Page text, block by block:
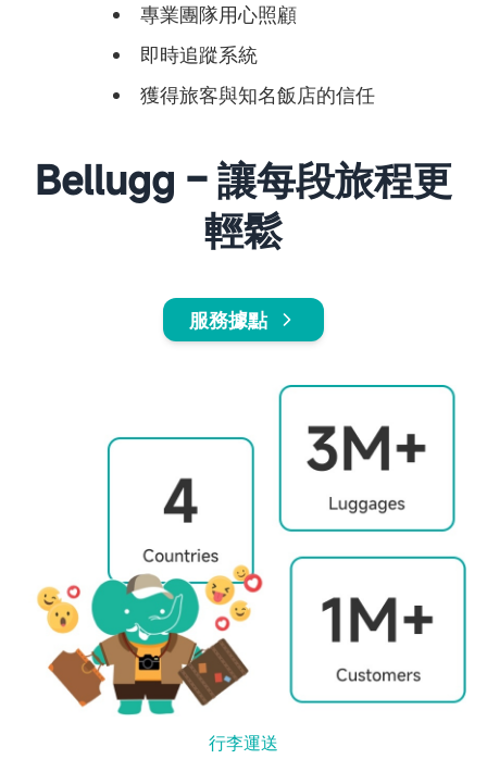
專業團隊用心照顧
即時追蹤系統
獲得旅客與知名飯店的信任
Bellugg – 讓每段旅程更
輕鬆
服務據點
行李運送